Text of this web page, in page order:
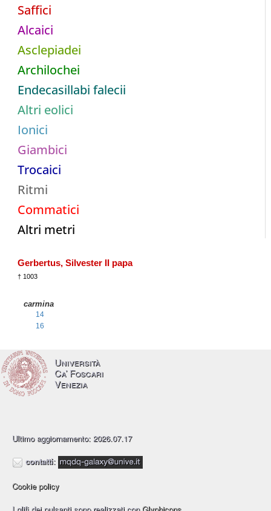
Saffici
Alcaici
Asclepiadei
Archilochei
Endecasillabi falecii
Altri eolici
Ionici
Giambici
Trocaici
Ritmi
Commatici
Altri metri
Gerbertus, Silvester II papa
† 1003
carmina
14
16
Università
Ca’ Foscari
Venezia
Ultimo aggiornamento: 2026.07.17
contatti:
Cookie policy